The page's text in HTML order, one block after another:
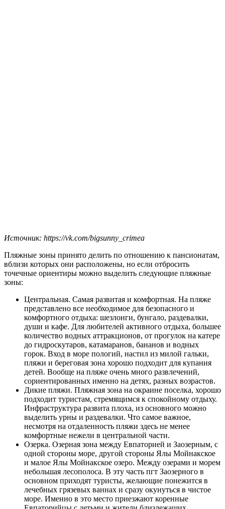
Источник: https://vk.com/bigsunny_crimea
Пляжные зоны принято делить по отношению к пансионатам,
вблизи которых они расположены, но если отбросить
точечные ориентиры можно выделить следующие пляжные
зоны:
Центральная. Самая развитая и комфортная. На пляже
представлено все необходимое для безопасного и
комфортного отдыха: шезлонги, бунгало, раздевалки,
души и кафе. Для любителей активного отдыха, большее
количество водных аттракционов, от прогулок на катере
до гидроскутаров, катамаранов, бананов и водных
горок. Вход в море пологий, настил из милой гальки,
пляжи и береговая зона хорошо подходит для купания
детей. Вообще на пляже очень много развлечений,
сориентированных именно на детях, разных возрастов.
Дикие пляжи. Пляжная зона на окраине поселка, хорошо
подходит туристам, стремящимся к спокойному отдыху.
Инфраструктура развита плоха, из основного можно
выделить урны и раздевалки. Что самое важное,
несмотря на отдаленность пляжи здесь не менее
комфортные нежели в центральной части.
Озерка. Озерная зона между Евпаторией и Заозерным, с
одной стороны море, другой стороны Ялы Мойнакское
и малое Ялы Мойнакское озеро. Между озерами и морем
небольшая лесополоса. В эту часть пгт Заозерного в
основном приходят туристы, желающие понежится в
лечебных грязевых ваннах и сразу окунуться в чистое
море. Именно в это место приезжают коренные